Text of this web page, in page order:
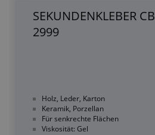
SEKUNDENKLEBER CB
2999
Holz, Leder, Karton
Keramik, Porzellan
Für senkrechte Flächen
Viskosität: Gel